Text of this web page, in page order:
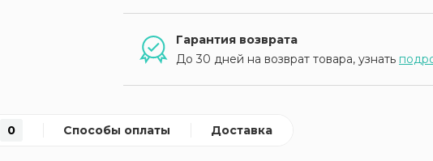
Гарантия возврата
До 30 дней на возврат товара, узнать
0 Способы оплаты Доставка